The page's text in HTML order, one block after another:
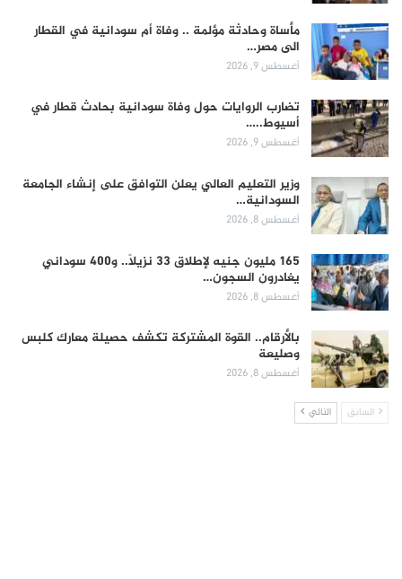
مأساة وحادثة مؤلمة .. وفاة أم سودانية في القطار
الى مصر…
أغسطس 9, 2026
تضارب الروايات حول وفاة سودانية بحادث قطار في
أسيوط..…
أغسطس 9, 2026
وزير التعليم العالي يعلن التوافق على إنشاء الجامعة
السودانية…
أغسطس 8, 2026
165 مليون جنيه لإطلاق 33 نزيلاً.. و400 سوداني
يغادرون السجون…
أغسطس 8, 2026
بالأرقام.. القوة المشتركة تكشف حصيلة معارك كلبس
وصليعة
أغسطس 8, 2026
السابق التالي